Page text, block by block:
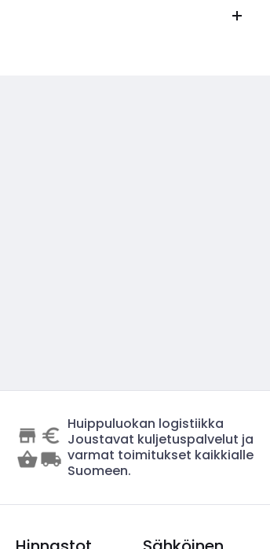
Huippuluokan logistiikka
Joustavat kuljetuspalvelut ja
varmat toimitukset kaikkialle
Suomeen.